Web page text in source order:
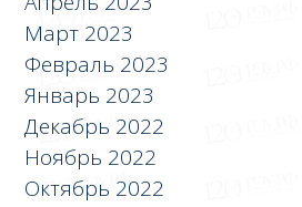
Март 2023
Февраль 2023
Январь 2023
Декабрь 2022
Ноябрь 2022
Октябрь 2022